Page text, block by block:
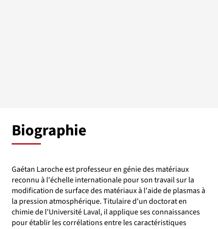
Biographie
Gaétan Laroche est professeur en génie des matériaux
reconnu à l'échelle internationale pour son travail sur la
modification de surface des matériaux à l'aide de plasmas à
la pression atmosphérique. Titulaire d'un doctorat en
chimie de l'Université Laval, il applique ses connaissances
pour établir les corrélations entre les caractéristiques